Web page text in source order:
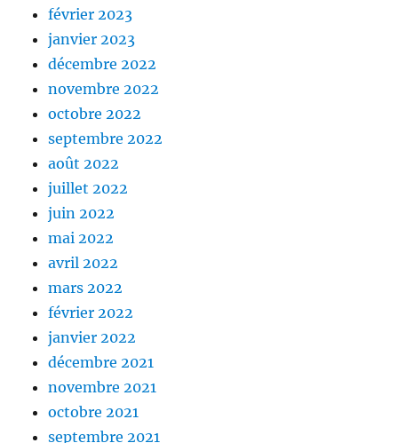
février 2023
janvier 2023
décembre 2022
novembre 2022
octobre 2022
septembre 2022
août 2022
juillet 2022
juin 2022
mai 2022
avril 2022
mars 2022
février 2022
janvier 2022
décembre 2021
novembre 2021
octobre 2021
septembre 2021